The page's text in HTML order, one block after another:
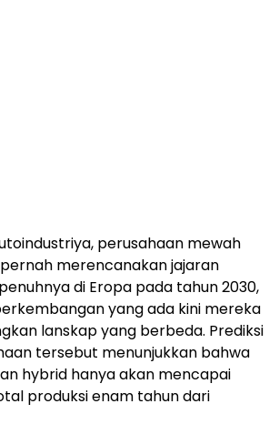
perusahaan mewah
merencanakan jajaran
di Eropa pada tahun 2030,
yang ada kini mereka
lanskap yang berbeda. Prediksi
tersebut menunjukkan bahwa
hybrid hanya akan mencapai
produksi enam tahun dari